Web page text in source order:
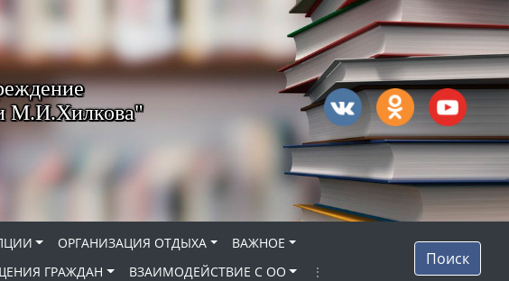
М.И.Хилкова"
ОРГАНИЗАЦИЯ ОТДЫХА
ВАЖНОЕ
ГРАЖДАН ВЗАИМОДЕЙСТВИЕ С ОО ⋮
Поиск